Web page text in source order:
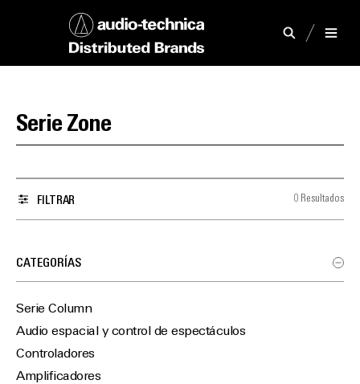
Serie Zone
FILTRAR 0 Resultados
CATEGORÍAS
Serie Column
Audio espacial y control de espectáculos
Controladores
Amplificadores